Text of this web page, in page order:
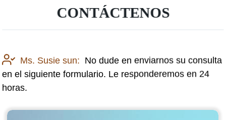
CONTÁCTENOS
Ms. Susie sun: No dude en enviarnos su consulta
en el siguiente formulario. Le responderemos en 24
horas.